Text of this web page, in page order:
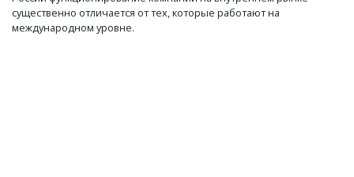
существенно отличается от тех, которые работают на
международном уровне.